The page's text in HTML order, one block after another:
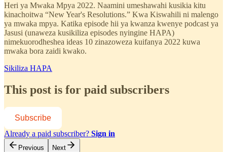
Heri ya Mwaka Mpya 2022. Naamini umeshawahi kusikia kitu
kinachoitwa “New Year's Resolutions.” Kwa Kiswahili ni malengo
ya mwaka mpya. Katika episode hii ya kwanza kwenye podcast ya
Jasusi (unaweza kusikiliza episodes nyingine HAPA)
nimekuorodheshea ideas 10 zinazoweza kuifanya 2022 kuwa
mwaka bora zaidi kwako.
Sikiliza HAPA
This post is for paid subscribers
Subscribe
Already a paid subscriber? Sign in
Previous Next